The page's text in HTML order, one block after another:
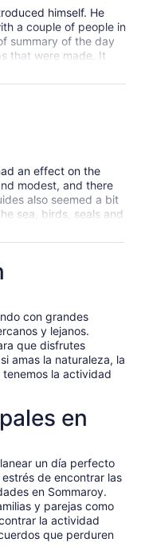
himself. He
a couple of people in
summary of the day
that were made. It
was important to
or whatever the case
in the rain. I could
nice for him to
insights, etc. one of
there was nothing
many roadside
were flowing so
through fogged
an effect on the
modest, and there
also seemed a bit
sea, birds, seals and
day, this could be
con grandes
y lejanos.
que disfrutes
amas la naturaleza, la
la actividad
en
un día perfecto
de encontrar las
en Sommaroy.
y parejas como
la actividad
que perduren